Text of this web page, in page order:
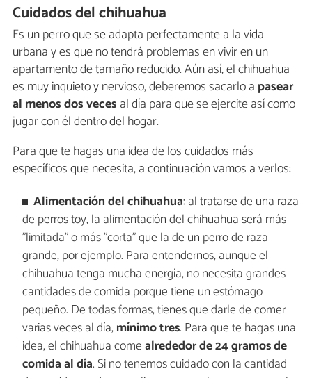
Cuidados del chihuahua
Es un perro que se adapta perfectamente a la vida
urbana y es que no tendrá problemas en vivir en un
apartamento de tamaño reducido. Aún así, el chihuahua
es muy inquieto y nervioso, deberemos sacarlo a pasear
al menos dos veces al día para que se ejercite así como
jugar con él dentro del hogar.
Para que te hagas una idea de los cuidados más
específicos que necesita, a continuación vamos a verlos:
Alimentación del chihuahua: al tratarse de una raza
de perros toy, la alimentación del chihuahua será más
"limitada" o más "corta" que la de un perro de raza
grande, por ejemplo. Para entendernos, aunque el
chihuahua tenga mucha energía, no necesita grandes
cantidades de comida porque tiene un estómago
pequeño. De todas formas, tienes que darle de comer
varias veces al día,mínimo tres. Para que te hagas una
idea, el chihuahua comealrededor de 24 gramos de
comida al día. Si no tenemos cuidado con la cantidad